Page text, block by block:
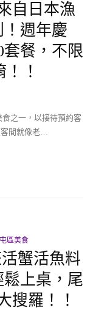
自日本漁
週年慶
套餐，不限
！
之一，以接待預約客
客間就像老…
區美食
蟹活魚料
上桌，尾
搜羅！！